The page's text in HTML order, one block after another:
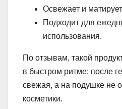
Освежает и
Подходит для
использования.
По отзывам, такой
в быстром ритме: после
свежая, а на подушке не
косметики.